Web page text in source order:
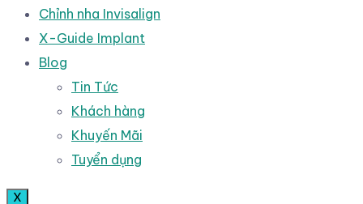
Chỉnh nha Invisalign
X-Guide Implant
Blog
Tin Tức
Khách hàng
Khuyến Mãi
Tuyển dụng
X